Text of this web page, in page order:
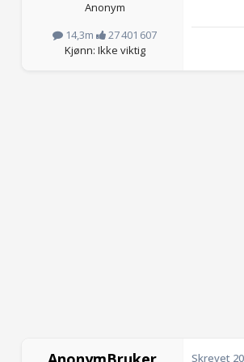
Anonym
14,3m
27 401 607
Kjønn: Ikke viktig
Skrevet